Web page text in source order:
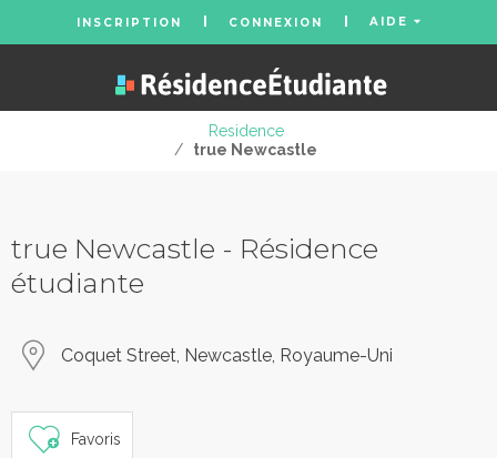
INSCRIPTION CONNEXION AIDE
Residence
/
true Newcastle
true Newcastle - Résidence
étudiante
Coquet Street, Newcastle, Royaume-Uni
Favoris